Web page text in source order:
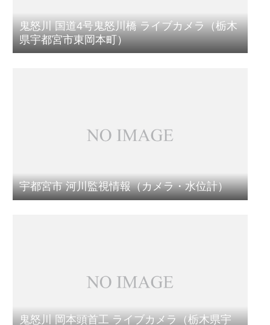
鬼怒川 国道4号鬼怒川橋 ライブカメラ（栃木
県宇都宮市東岡本町）
宇都宮市 河川監視情報（カメラ・水位計）
鬼怒川 岡本頭首工 ライブカメラ（栃木県宇